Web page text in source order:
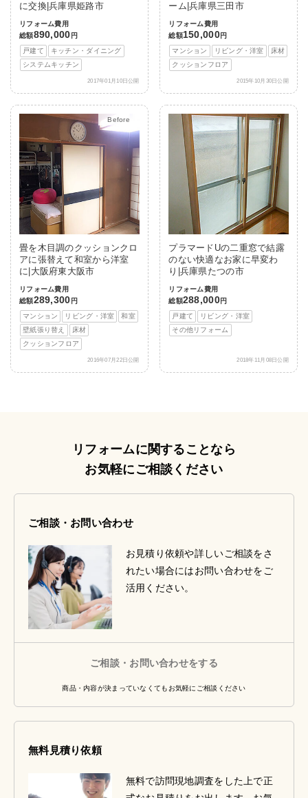
に交換|兵庫県姫路市
リフォーム費用
総額890,000 円
戸建て
キッチン・ダイニング
システムキッチン
2017年01月10日公開
ーム|兵庫県三田市
リフォーム費用
総額150,000円
マンション
リビング・洋室
床材
クッションフロア
2015年10月30日公開
After
畳を木目調のクッションクロ
アに張替えて和室から洋室
に|大阪府東大阪市
リフォーム費用
総額289,300 円
マンション
リビング・洋室
和室
壁紙張り替え
床材
クッションフロア
2016年07月22日公開
プラマードUの二重窓で結露
のない快適なお家に早変わ
り|兵庫県たつの市
リフォーム費用
総額288,000円
戸建て
リビング・洋室
その他リフォーム
2018年11月08日公開
リフォームに関することなら
お気軽にご相談ください
ご相談・お問い合わせ
お見積り依頼や詳しいご相談をさ
れたい場合にはお問い合わせをご
活用ください。
ご相談・お問い合わせをする
商品・内容が決まっていなくてもお気軽にご相談ください
無料見積り依頼
無料で訪問現地調査をした上で正